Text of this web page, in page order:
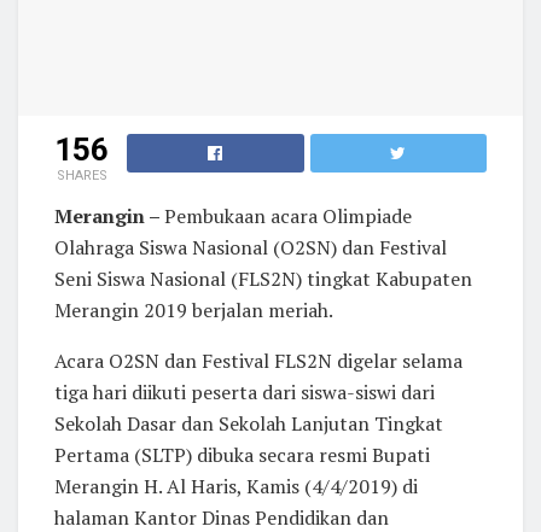
156
SHARES
Merangin –Pembukaan acara Olimpiade
Olahraga Siswa Nasional (O2SN) dan Festival
Seni Siswa Nasional (FLS2N) tingkat Kabupaten
Merangin 2019 berjalan meriah.
Acara O2SN dan Festival FLS2N digelar selama
tiga hari diikuti peserta dari siswa-siswi dari
Sekolah Dasar dan Sekolah Lanjutan Tingkat
Pertama (SLTP) dibuka secara resmi Bupati
Merangin H. Al Haris, Kamis (4/4/2019) di
halaman Kantor Dinas Pendidikan dan